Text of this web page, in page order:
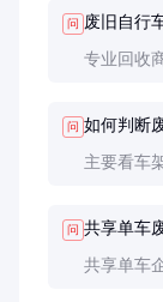
问 废旧自行
专业回收
问 如何判断
主要看车
问 共享单车
共享单车